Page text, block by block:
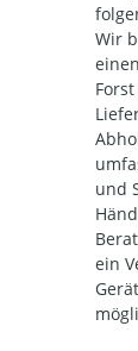
Wir
und
ein